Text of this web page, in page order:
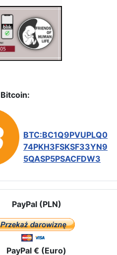
Bitcoin:
BTC:BC1Q9PVUPLQ0
74PKH3FSKSF33YN9
5QASP5PSACFDW3
PayPal (PLN)
PayPal € (Euro)